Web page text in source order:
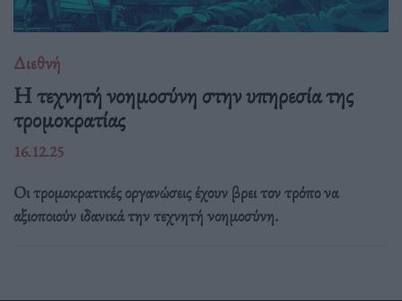
Διεθνή
Η τεχνητή νοημοσύνη στην υπηρεσία της
τρομοκρατίας
16.12.25
Οι τρομοκρατικές οργανώσεις έχουν βρει τον τρόπο να
αξιοποιούν ιδανικά την τεχνητή νοημοσύνη.